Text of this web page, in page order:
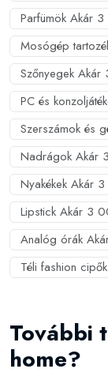
Parfümök Akár
Mosógép
Szőnyegek
PC és
Szerszámok és
Nadrágok Akár
Nyakékek Akár
Lipstick Akár 3
Analóg órák
Téli fashion
További
home?